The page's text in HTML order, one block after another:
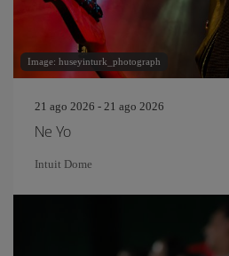
Image: huseyinturk_photograph
21 ago 2026 - 21 ago 2026
Ne Yo
Intuit Dome